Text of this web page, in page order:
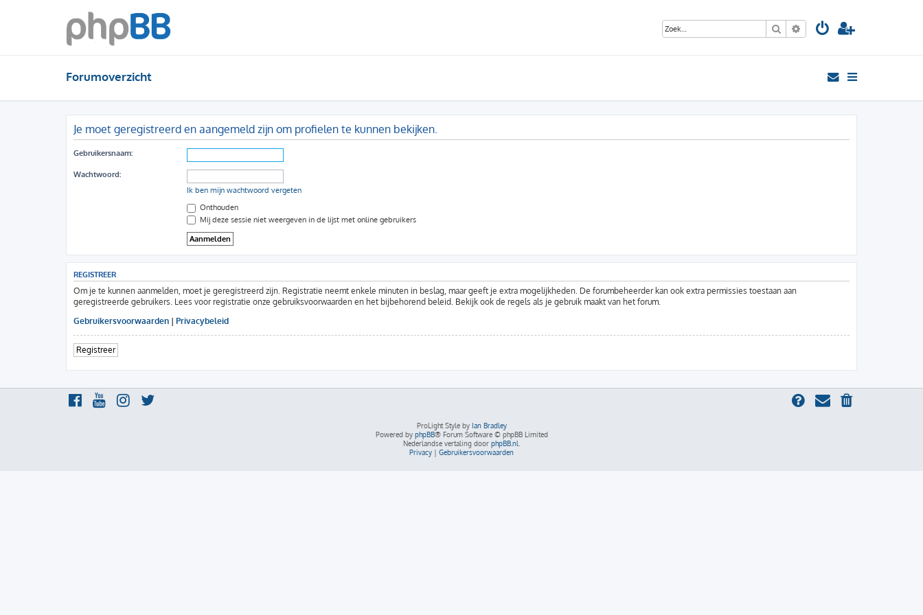
Zoek Uitgebreid zoeken
Forumoverzicht
Je moet geregistreerd en aangemeld zijn om profielen te kunnen bekijken.
Gebruikersnaam:
Wachtwoord:
Ik ben mijn wachtwoord vergeten
Onthouden
Mij deze sessie niet weergeven in de lijst met online gebruikers
REGISTREER
Om je te kunnen aanmelden, moet je geregistreerd zijn. Registratie neemt enkele minuten in beslag, maar geeft je extra mogelijkheden. De forumbeheerder kan ook extra permissies toestaan aan
geregistreerde gebruikers. Lees voor registratie onze gebruiksvoorwaarden en het bijbehorend beleid. Bekijk ook de regels als je gebruik maakt van het forum.
Gebruikersvoorwaarden | Privacybeleid
Registreer
ProLight Style by Ian Bradley
Powered by phpBB® Forum Software © phpBB Limited
Nederlandse vertaling door phpBB.nl
Privacy | Gebruikersvoorwaarden